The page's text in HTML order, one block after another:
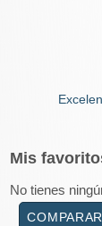
Mis
No tienes